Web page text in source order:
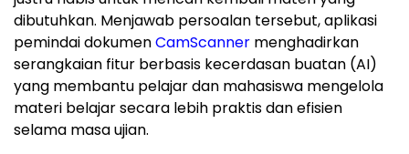
dibutuhkan. Menjawab persoalan tersebut, aplikasi
pemindai dokumenCamScanner menghadirkan
serangkaian fitur berbasis kecerdasan buatan (AI)
yang membantu pelajar dan mahasiswa mengelola
materi belajar secara lebih praktis dan efisien
selama masa ujian.